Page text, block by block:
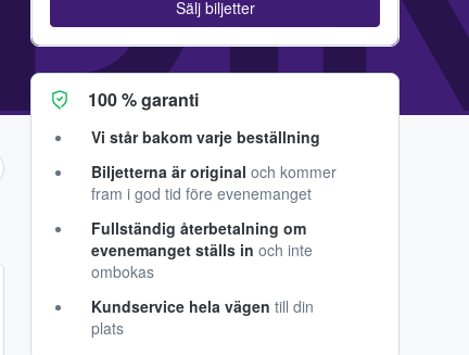
Sälj biljetter
100 % garanti
Vi står bakom varje beställning
Biljetterna är original och kommer
fram i god tid före evenemanget
Fullständig återbetalning om
evenemanget ställs in och inte
ombokas
Kundservice hela vägen till din
plats